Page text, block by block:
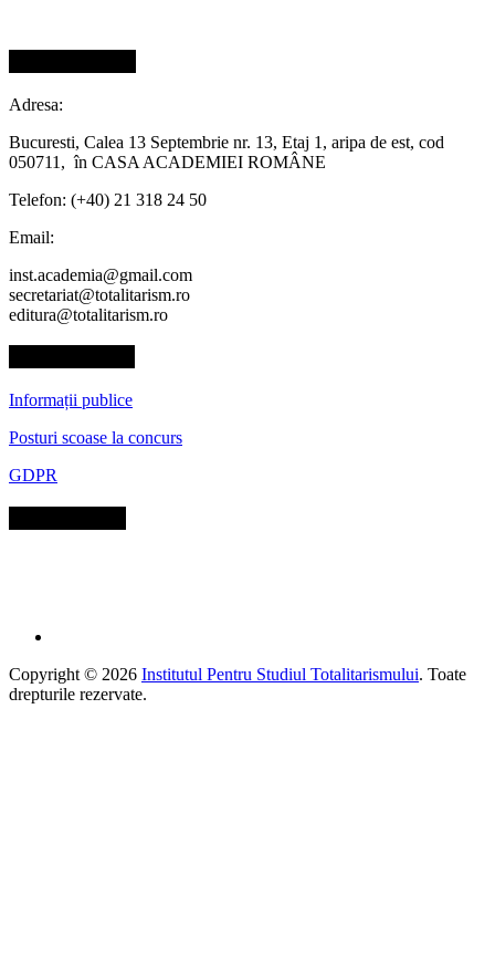
Adresa:
Bucuresti, Calea 13 Septembrie nr. 13, Etaj 1, aripa de est, cod
050711, în CASA ACADEMIEI ROMÂNE
Telefon: (+40) 21 318 24 50
Email:
inst.academia@gmail.com
secretariat@totalitarism.ro
editura@totalitarism.ro
Informații publice
Posturi scoase la concurs
GDPR
Copyright © 2026 Institutul Pentru Studiul Totalitarismului. Toate
drepturile rezervate.